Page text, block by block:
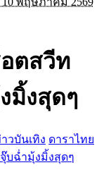
ตสวีท
มิ้งสุดๆ
วบันเทิง ดาราไทย
บฉ่ำมุ้งมิ้งสุดๆ